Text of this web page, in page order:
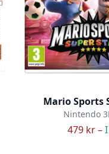
Mario Sports
Nintendo
479 kr –